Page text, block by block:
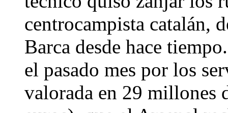
centrocampista catalán,
Barca desde hace
el pasado mes por los
valorada en 29 millones